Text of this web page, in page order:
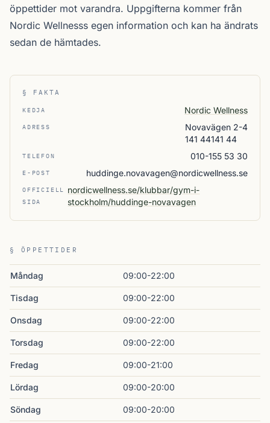
öppettider mot varandra. Uppgifterna kommer från
Nordic Wellnesss egen information och kan ha ändrats
sedan de hämtades.
§ FAKTA
KEDJA Nordic Wellness
ADRESS
Novavägen 2-4
141 44141 44
TELEFON 010-155 53 30
E-POST huddinge.novavagen@nordicwellness.se
OFFICIELL
SIDA
nordicwellness.se/klubbar/gym-i-
stockholm/huddinge-novavagen
§ ÖPPETTIDER
Måndag 09:00-22:00
Tisdag 09:00-22:00
Onsdag 09:00-22:00
Torsdag 09:00-22:00
Fredag 09:00-21:00
Lördag 09:00-20:00
Söndag 09:00-20:00